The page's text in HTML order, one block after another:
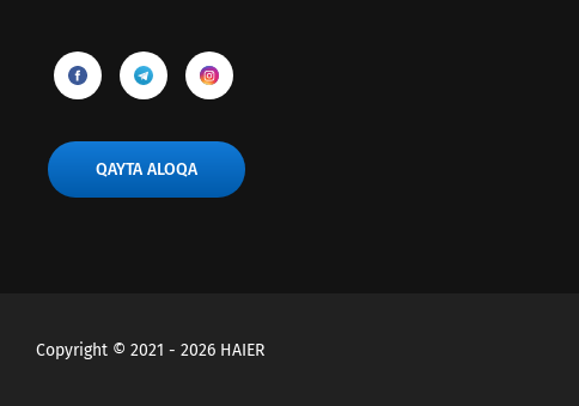
QAYTA ALOQA
Copyright © 2021 - 2026 HAIER